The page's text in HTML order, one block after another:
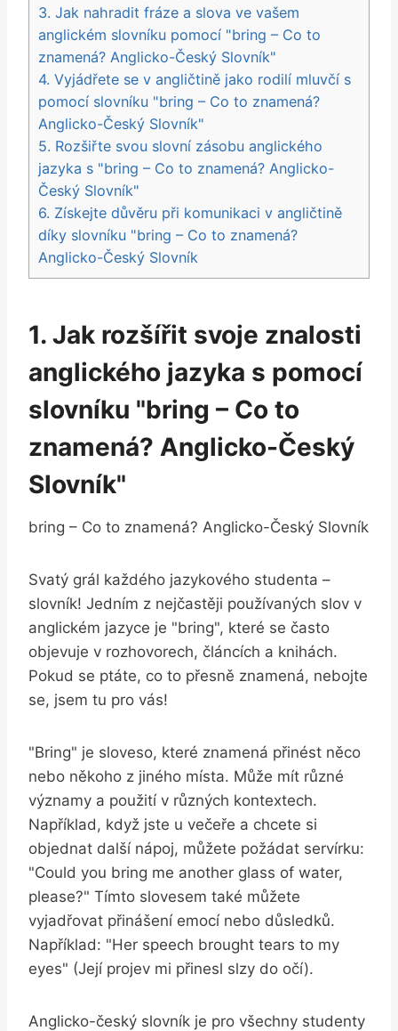
3. Jak nahradit fráze a slova ve vašem
anglickém slovníku pomocí "bring – Co to
znamená? Anglicko-Český Slovník"
4. Vyjádřete se v angličtině jako rodilí mluvčí s
pomocí slovníku "bring – Co to znamená?
Anglicko-Český Slovník"
5. Rozšiřte svou slovní zásobu anglického
jazyka s "bring – Co to znamená? Anglicko-
Český Slovník"
6. Získejte důvěru při komunikaci v angličtině
díky slovníku "bring – Co to znamená?
Anglicko-Český Slovník
1. Jak rozšířit svoje znalosti
anglického jazyka s pomocí
slovníku "bring – Co to
znamená? Anglicko-Český
Slovník"
bring – Co to znamená? Anglicko-Český Slovník
Svatý grál každého jazykového studenta –
slovník! Jedním z nejčastěji používaných slov v
anglickém jazyce je "bring", které se často
objevuje v rozhovorech, článcích a knihách.
Pokud se ptáte, co to přesně znamená, nebojte
se, jsem tu pro vás!
"Bring" je sloveso, které znamená přinést něco
nebo někoho z jiného místa. Může mít různé
významy a použití v různých kontextech.
Například, když jste u večeře a chcete si
objednat další nápoj, můžete požádat servírku:
"Could you bring me another glass of water,
please?" Tímto slovesem také můžete
vyjadřovat přinášení emocí nebo důsledků.
Například: "Her speech brought tears to my
eyes" (Její projev mi přinesl slzy do očí).
Anglicko-český slovník je pro všechny studenty